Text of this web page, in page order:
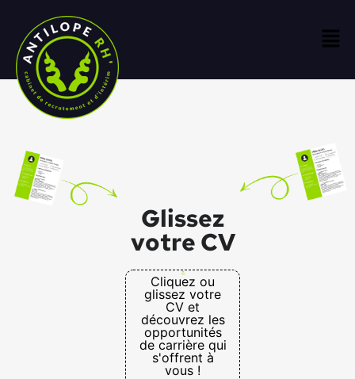
Glissez
votre CV
Cliquez ou
glissez votre
CV et
découvrez les
opportunités
de carrière qui
s'offrent à
vous !